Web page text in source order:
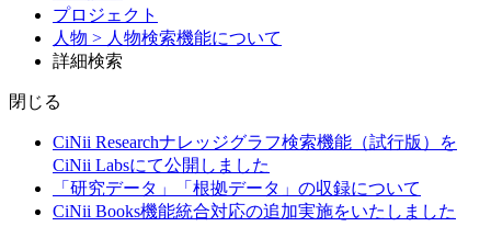
プロジェクト
人物 > 人物検索機能について
詳細検索
閉じる
CiNii Researchナレッジグラフ検索機能（試行版）を
CiNii Labsにて公開しました
「研究データ」「根拠データ」の収録について
CiNii Books機能統合対応の追加実施をいたしました